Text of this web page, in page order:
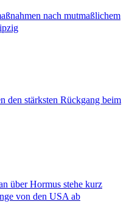
nach mutmaßlichem
den stärksten Rückgang beim
über Hormus stehe kurz
von den USA ab